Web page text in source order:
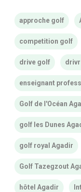
approche golf
competition golf
drive golf
enseignant
Golf de l'Océan
golf les Dunes
golf royal Agadir
Golf Tazegzout
hôtel Agadir